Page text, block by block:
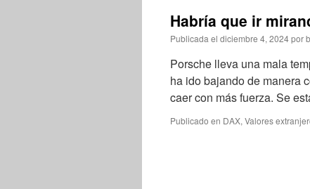
Habría que ir
Publicada el diciembre 4, 2024por
Porsche lleva una mala
ha ido bajando de manera
caer con más fuerza. Se
Publicado en DAX, Valores